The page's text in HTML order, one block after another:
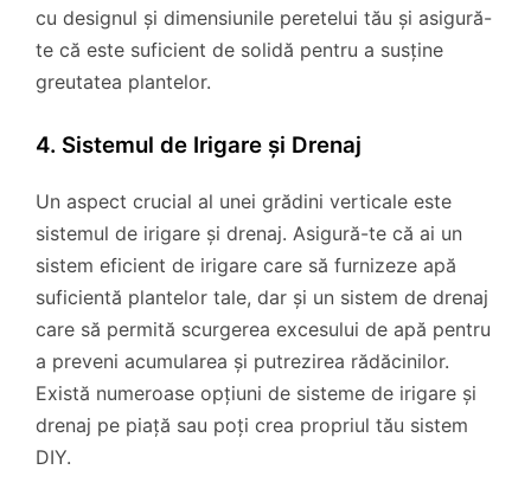
cu designul și dimensiunile peretelui tău și asigură-
te că este suficient de solidă pentru a susține
greutatea plantelor.
4. Sistemul de Irigare și Drenaj
Un aspect crucial al unei grădini verticale este
sistemul de irigare și drenaj. Asigură-te că ai un
sistem eficient de irigare care să furnizeze apă
suficientă plantelor tale, dar și un sistem de drenaj
care să permită scurgerea excesului de apă pentru
a preveni acumularea și putrezirea rădăcinilor.
Există numeroase opțiuni de sisteme de irigare și
drenaj pe piață sau poți crea propriul tău sistem
DIY.